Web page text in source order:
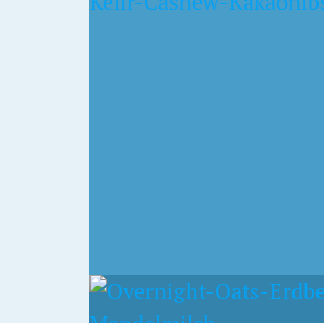
OVERNIGHT OATS IN
23. MAI 2014